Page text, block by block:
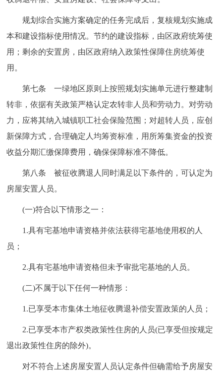
规划综合实施方案确定的任务完成后，复核规划实施成
本和建设指标使用情况。节约的建设指标，由区政府统筹使
用；剩余的安置房，由区政府纳入政策性保障住房统筹使
用。
第七条 一绿地区原则上按照规划实施单元进行整建制
转非，依据有关政策严格认定农转非人员和劳动力。对劳动
力，应将其纳入城镇职工社会保险范围；对超转人员，应创
新保障方式，合理确定人均筹资标准，用所筹集资金的投资
收益分期汇缴保障费用，确保保障标准不降低。
第八条 被征收腾退人同时满足以下条件的，可认定为
房屋安置人员。
(一)符合以下情形之一：
1.具有宅基地申请资格并依法获得宅基地使用权的人
员；
2.具有宅基地申请资格但未予审批宅基地的人员。
(二)不属于以下任何一种情形：
1.已享受本市集体土地征收腾退补偿安置政策的人员；
2.已享受本市产权类政策性住房的人员(已享受但按规定
退出政策性住房的除外)。
对不符合上述房屋安置人员认定条件但确需给予房屋安